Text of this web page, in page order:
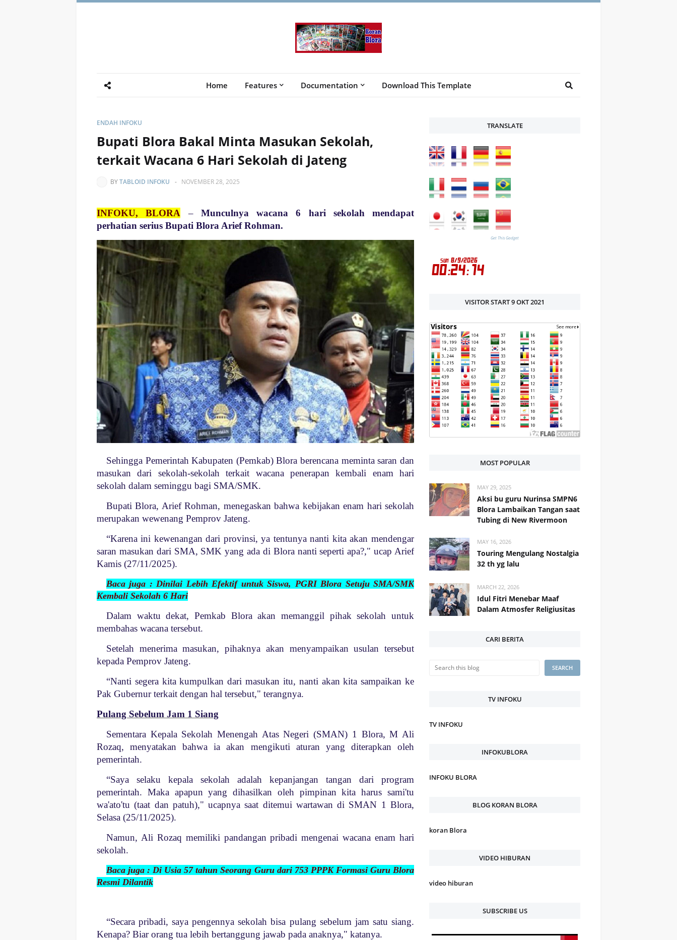
Home Features Documentation Download This Template
ENDAH INFOKU
Bupati Blora Bakal Minta Masukan Sekolah,
terkait Wacana 6 Hari Sekolah di Jateng
BYTABLOID INFOKU - NOVEMBER 28, 2025
INFOKU, BLORA – Munculnya wacana 6 hari sekolah mendapat
perhatian serius Bupati Blora Arief Rohman.
Sehingga Pemerintah Kabupaten (Pemkab) Blora berencana meminta saran dan
masukan dari sekolah-sekolah terkait wacana penerapan kembali enam hari
sekolah dalam seminggu bagi SMA/SMK.
Bupati Blora, Arief Rohman, menegaskan bahwa kebijakan enam hari sekolah
merupakan wewenang Pemprov Jateng.
“Karena ini kewenangan dari provinsi, ya tentunya nanti kita akan mendengar
saran masukan dari SMA, SMK yang ada di Blora nanti seperti apa?," ucap Arief
Kamis (27/11/2025).
Baca juga : Dinilai Lebih Efektif untuk Siswa, PGRI Blora Setuju SMA/SMK
Kembali Sekolah 6 Hari
Dalam waktu dekat, Pemkab Blora akan memanggil pihak sekolah untuk
membahas wacana tersebut.
Setelah menerima masukan, pihaknya akan menyampaikan usulan tersebut
kepada Pemprov Jateng.
“Nanti segera kita kumpulkan dari masukan itu, nanti akan kita sampaikan ke
Pak Gubernur terkait dengan hal tersebut," terangnya.
Pulang Sebelum Jam 1 Siang
Sementara Kepala Sekolah Menengah Atas Negeri (SMAN) 1 Blora, M Ali
Rozaq, menyatakan bahwa ia akan mengikuti aturan yang diterapkan oleh
pemerintah.
“Saya selaku kepala sekolah adalah kepanjangan tangan dari program
pemerintah. Maka apapun yang dihasilkan oleh pimpinan kita harus sami'tu
wa'ato'tu (taat dan patuh)," ucapnya saat ditemui wartawan di SMAN 1 Blora,
Selasa (25/11/2025).
Namun, Ali Rozaq memiliki pandangan pribadi mengenai wacana enam hari
sekolah.
Baca juga : Di Usia 57 tahun Seorang Guru dari 753 PPPK Formasi Guru Blora
Resmi Dilantik
“Secara pribadi, saya pengennya sekolah bisa pulang sebelum jam satu siang.
Kenapa? Biar orang tua lebih bertanggung jawab pada anaknya," katanya.
TRANSLATE
Get This Gadget
VISITOR START 9 OKT 2021
MOST POPULAR
MAY 29, 2025
Aksi bu guru Nurinsa SMPN6
Blora Lambaikan Tangan saat
Tubing di New Rivermoon
MAY 16, 2026
Touring Mengulang Nostalgia
32 th yg lalu
MARCH 22, 2026
Idul Fitri Menebar Maaf
Dalam Atmosfer Religiusitas
CARI BERITA
TV INFOKU
TV INFOKU
INFOKUBLORA
INFOKU BLORA
BLOG KORAN BLORA
koran Blora
VIDEO HIBURAN
video hiburan
SUBSCRIBE US